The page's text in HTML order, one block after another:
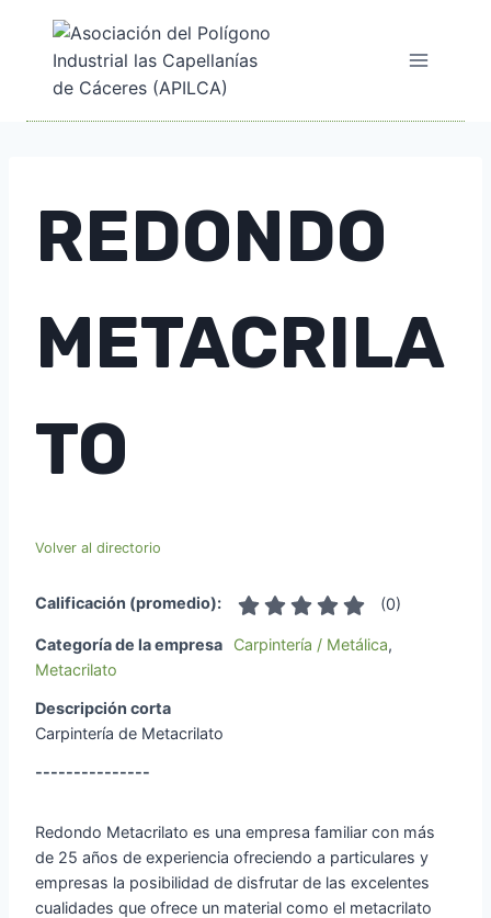
contenido
REDONDO
METACRILA
TO
Volver al directorio
Calificación (promedio): (0)
Categoría de la empresa Carpintería / Metálica,
Metacrilato
Descripción corta
Carpintería de Metacrilato
---------------
Redondo Metacrilato es una empresa familiar con más
de 25 años de experiencia ofreciendo a particulares y
empresas la posibilidad de disfrutar de las excelentes
cualidades que ofrece un material como el metacrilato